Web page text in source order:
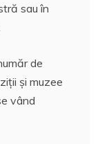
sau în
de
și muzee
vând